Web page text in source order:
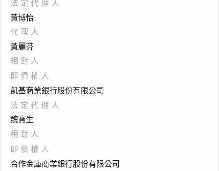
法定代理人
黃博怡
代理人
黃麗芬
相對人
即債權人
凱基商業銀行股份有限公司
法定代理人
魏寶生
相對人
即債權人
合作金庫商業銀行股份有限公司